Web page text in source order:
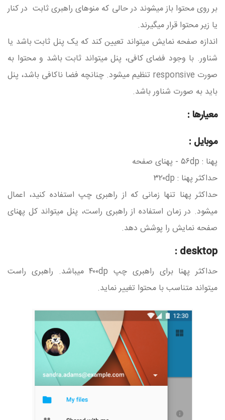
بر روی محتوا باز میشوند در حالی که منوهای راهبری ثابت در کنار
یا زیر محتوا قرار میگیرند.
اندازه صفحه نمایش میتواند تعیین کند که یک پنل ثابت باشد یا
شناور. با وجود فضای کافی، پنل میتواند ثابت باشد و محتوا به
صورت responsive تنظیم میشود. چنانچه فضا ناکافی باشد، پنل
باید به صورت شناور باشد.
معیارها :
موبایل :
پهنا : ۵۶dp - پهنای صفحه
حداکثر پهنا : ۳۲۰dp
حداکثر پهنا تنها زمانی که از راهبری چپ استفاده کنید، اعمال
میشود. در زمان استفاده از راهبری راست، پنل میتواند کل پهنای
صفحه نمایش را پوشش دهد.
desktop :
حداکثر پهنا برای راهبری چپ ۴۰۰dp میباشد. راهبری راست
میتواند متناسب با محتوا تغییر نماید.